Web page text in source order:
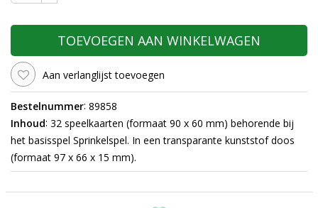
TOEVOEGEN AAN WINKELWAGEN
Aan verlanglijst toevoegen
Bestelnummer: 89858
Inhoud: 32 speelkaarten (formaat 90 x 60 mm) behorende bij
het basisspel Sprinkelspel. In een transparante kunststof doos
(formaat 97 x 66 x 15 mm).